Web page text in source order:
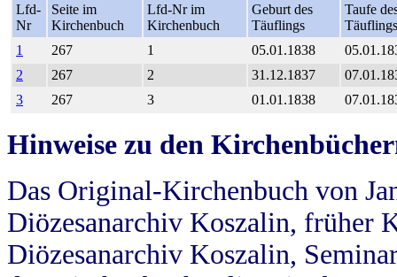
Lfd-
Nr
Seite im
Kirchenbuch
Lfd-Nr im
Kirchenbuch
Geburt des
Täuflings
Taufe
Täuflings
1
267 1 05.01.1838
2
267 2 31.12.1837
3
267 3 01.01.1838
Hinweise zu den
Das Original-Kirchenbuch von
Diözesanarchiv Koszalin, früher
Diözesanarchiv Koszalin,